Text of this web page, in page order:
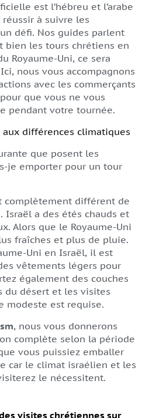
est l’hébreu et l’arabe
à suivre les
défi. Nos guides parlent
bien les tours chrétiens en
Royaume-Uni, ce sera
nous vous accompagnons
avec les commerçants
que vous ne vous
pendant votre tournée.
aux différences climatiques
que posent les
je emporter pour un tour
complètement différent de
Israël a des étés chauds et
Alors que le Royaume-Uni
fraîches et plus de pluie.
Uni en Israël, il est
vêtements légers pour
également des couches
du désert et les visites
modeste est requise.
, nous vous donnerons
complète selon la période
vous puissiez emballer
car le climat israélien et les
le nécessitent.
visites chrétiennes sur